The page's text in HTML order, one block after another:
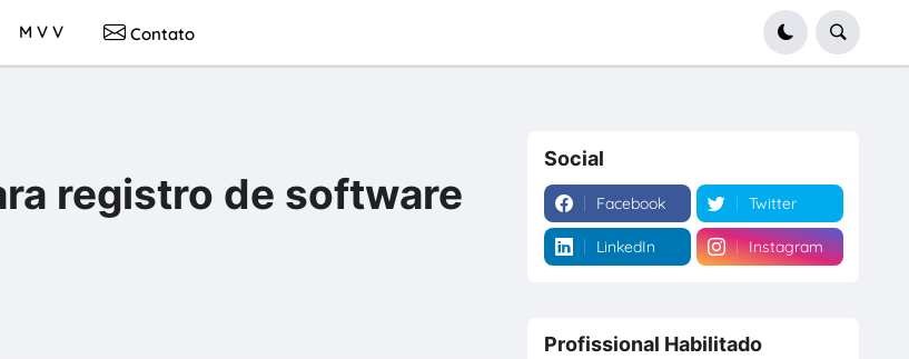
M V V Contato
registro de software
Social
Facebook Twitter
LinkedIn Instagram
Profissional Habilitado